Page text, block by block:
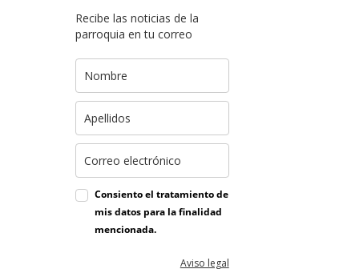
Recibe las noticias de la
parroquia en tu correo
Consiento el tratamiento de
mis datos para la finalidad
mencionada.
Aviso legal